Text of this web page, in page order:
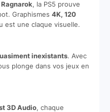
Ragnarok, la PS5 prouve
Graphismes 4K, 120
est une claque visuelle.
inexistants. Avec
plonge dans vos jeux en
3D Audio, chaque